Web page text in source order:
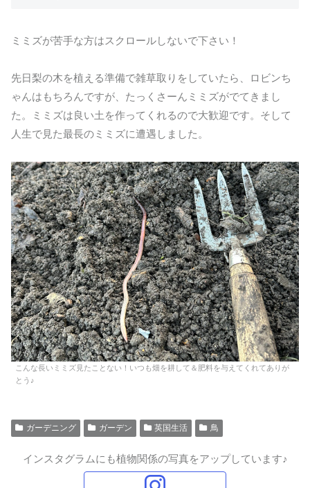
ミミズが苦手な方はスクロールしないで下さい！
先日梨の木を植える準備で雑草取りをしていたら、ロビンち
ゃんはもちろんですが、たっくさーんミミズがでてきまし
た。ミミズは良い土を作ってくれるので大歓迎です。そして
人生で見た最長のミミズに遭遇しました。
こんな長いミミズ見たことない！いつも畑を耕して＆肥料を与えてくれてありが
とう♪
ガーデニング ガーデン 英国生活 鳥
インスタグラムにも植物関係の写真をアップしています♪